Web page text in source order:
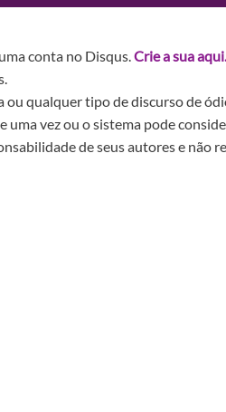
conta no Disqus.Crie a sua aqui.
qualquer tipo de discurso de
uma vez ou o sistema pode
de seus autores e não